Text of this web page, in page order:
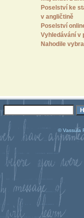
Poselství ke
v angličtině
Poselství
Vyhledávání v
Nahodile
© Vassula